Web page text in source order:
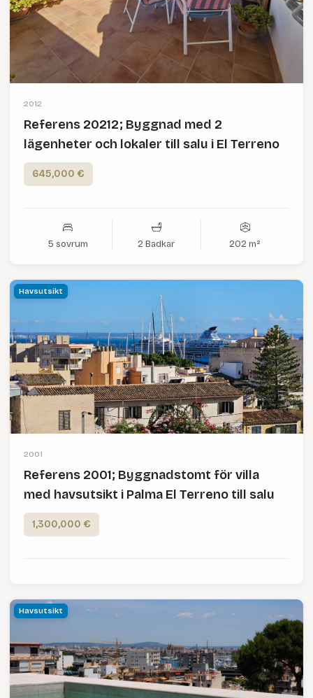
2012
Referens 20212; Byggnad med 2
lägenheter och lokaler till salu i El Terreno
645,000 €
5 sovrum 2 Badkar 202 m²
Havsutsikt
2001
Referens 2001; Byggnadstomt för villa
med havsutsikt i Palma El Terreno till salu
1,300,000 €
Havsutsikt